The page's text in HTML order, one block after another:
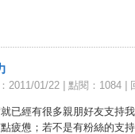
2011/01/22 點閱：1084
已經有很多親朋好友支持
疲憊；若不是有粉絲的支